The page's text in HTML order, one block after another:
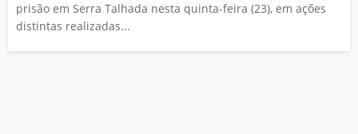
prisão em Serra Talhada nesta quinta-feira (23), em ações
distintas realizadas...